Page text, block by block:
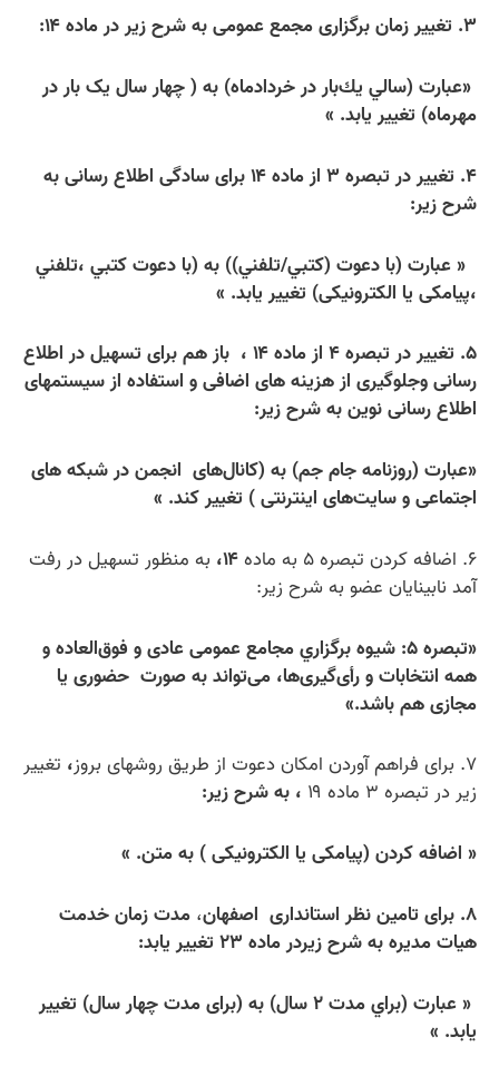
۳. تغییر زمان برگزاری مجمع عمومی به شرح زیر در ماده ۱۴:
«عبارت (سالي يك‌بار درخردادماه) به ( چهار سال یک بار در
مهرماه) تغییر یابد. »
۴. تغییر در تبصره ۳ از ماده ۱۴ برای سادگی اطلاع رسانی به
شرح زیر:
« عبارت (با دعوت (كتبي/تلفني)) به (با دعوت كتبي ،تلفني
،پیامکی یا الکترونیکی) تغییر یابد. »
۵. تغییر در تبصره ۴ از ماده ۱۴ ، باز هم برای تسهیل در اطلاع
رسانی وجلوگیری از هزینه های اضافی و استفاده از سیستمهای
اطلاع رسانی نوین به شرح زیر:
«عبارت (روزنامه جام جم) به (کانال‌های انجمن در شبکه های
اجتماعی و سایت‌های اینترنتی ) تغییر ‌کند. »
۶. اضافه کردن تبصره ۵ به ماده ۱۴، به منظور تسهیل در رفت
آمد نابینایان عضو به شرح زیر:
«تبصره ۵: شيوه برگزاري مجامع عمومی عادی و فوق‌العاده و
همه انتخابات‌ و رأی‌گیری‌ها، می‌تواند به صورت حضوری یا
مجازی هم باشد.»
۷. برای فراهم آوردن امکان دعوت از طریق روشهای بروز ، تغییر
زیر در تبصره ۳ ماده ۱۹
، به شرح زیر:
« اضافه کردن (پیامکی یا الکترونیکی ) به متن. »
۸. برای تامین نظر استانداری اصفهان ، مدت زمان خدمت
هیات مدیره به شرح زیردر ماده ۲۳ تغییر یابد:
«
عبارت (براي مدت ۲ سال) به (برای مدت چهار سال) تغییر
یابد. »